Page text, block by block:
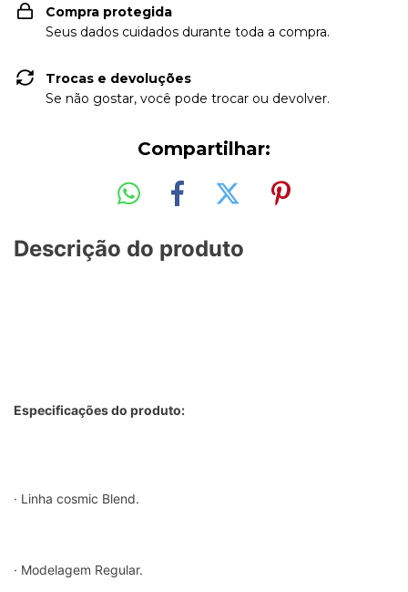
Compra protegida
Seus dados cuidados durante toda a compra.
Trocas e devoluções
Se não gostar, você pode trocar ou devolver.
Compartilhar:
Descrição do produto
Especificações do produto:
· Linha cosmic Blend.
· Modelagem Regular.